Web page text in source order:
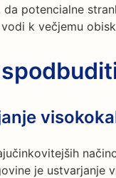
da potencialne
k večjemu
je ustvarjanje